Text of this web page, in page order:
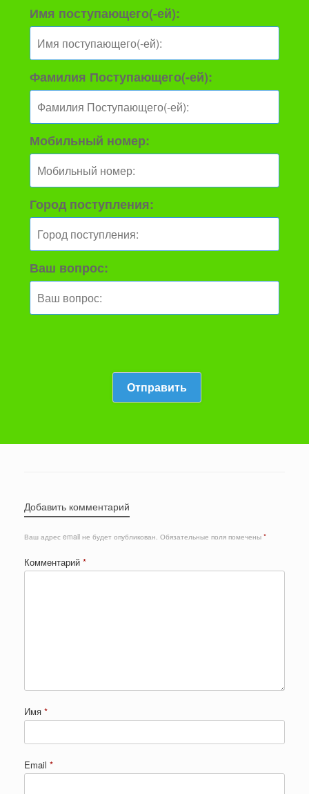
Имя поступающего(-ей):
Фамилия Поступающего(-ей):
Мобильный номер:
Город поступления:
Ваш вопрос:
Добавить комментарий
Ваш адрес email не будет опубликован. Обязательные поля помечены *
Комментарий *
Имя *
Email *